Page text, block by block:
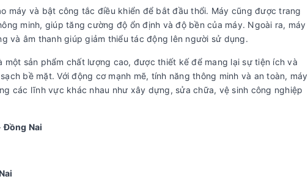
máy và bật công tắc điều khiển để bắt đầu thổi. Máy cũng được trang
minh, giúp tăng cường độ ổn định và độ bền của máy. Ngoài ra, máy
và âm thanh giúp giảm thiểu tác động lên người sử dụng.
một sản phẩm chất lượng cao, được thiết kế để mang lại sự tiện ích và
bề mặt. Với động cơ mạnh mẽ, tính năng thông minh và an toàn, máy
các lĩnh vực khác nhau như xây dựng, sửa chữa, vệ sinh công nghiệp
Đồng Nai